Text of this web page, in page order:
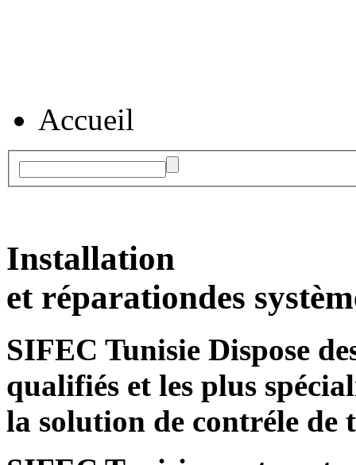
Accueil
Installation
et réparationdes
SIFEC Tunisie Dispose
qualifiés et les plus
la solution de contréle de